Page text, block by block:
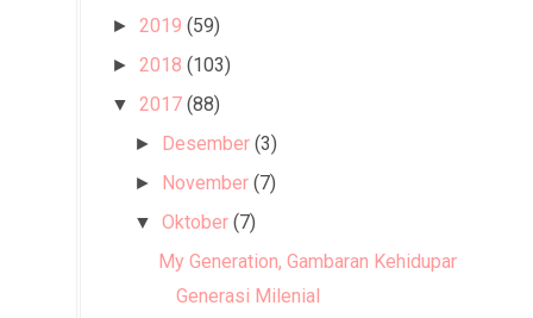
► 2019 (59)
► 2018 (103)
▼ 2017 (88)
► Desember (3)
► November (7)
▼ Oktober (7)
My Generation, Gambaran Kehidupan
Generasi Milenial